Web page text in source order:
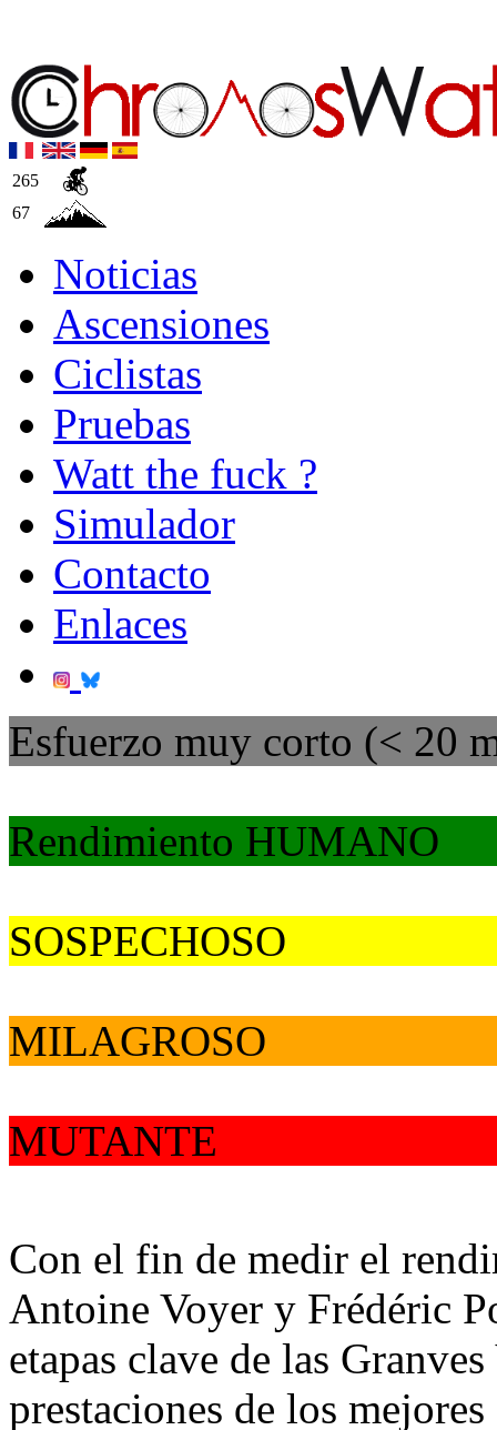
265
67
Noticias
Ascensiones
Ciclistas
Pruebas
Watt the fuck ?
Simulador
Contacto
Enlaces
Esfuerzo muy corto (< 20
Rendimiento HUMANO
SOSPECHOSO
MILAGROSO
MUTANTE
Con el fin de medir el
Antoine Voyer y Frédéric
etapas clave de las
prestaciones de los